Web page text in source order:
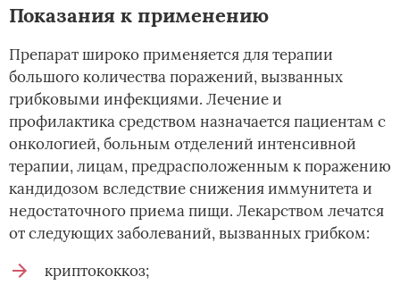
Показания к применению
Препарат широко применяется для терапии
большого количества поражений, вызванных
грибковыми инфекциями. Лечение и
профилактика средством назначается пациентам с
онкологией, больным отделений интенсивной
терапии, лицам, предрасположенным к поражению
кандидозом вследствие снижения иммунитета и
недостаточного приема пищи. Лекарством лечатся
от следующих заболеваний, вызванных грибком:
криптококкоз;